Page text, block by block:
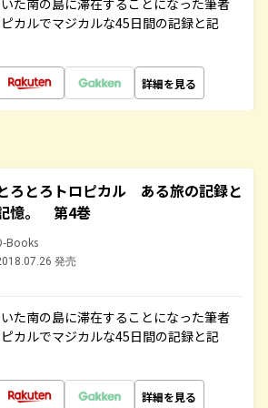
た南の島に滞在することになった筆者
カルでマジカルな45日間の記録と記
詳細を見る
ろとろトロピカル ある旅の記録と
憶。 第4巻
Books
発売
た南の島に滞在することになった筆者
カルでマジカルな45日間の記録と記
詳細を見る